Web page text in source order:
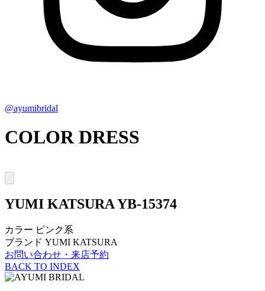
@ayumibridal
COLOR DRESS
YUMI KATSURAYB-15374
カラー ピンク系
ブランド YUMI KATSURA
お問い合わせ・来店予約
BACK TO INDEX